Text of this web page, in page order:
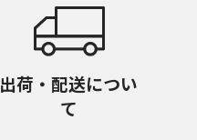
出荷・配送につい
て